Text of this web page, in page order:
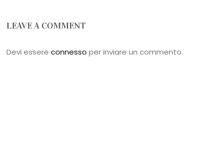
LEAVE A COMMENT
Devi essereconnesso per inviare un commento.